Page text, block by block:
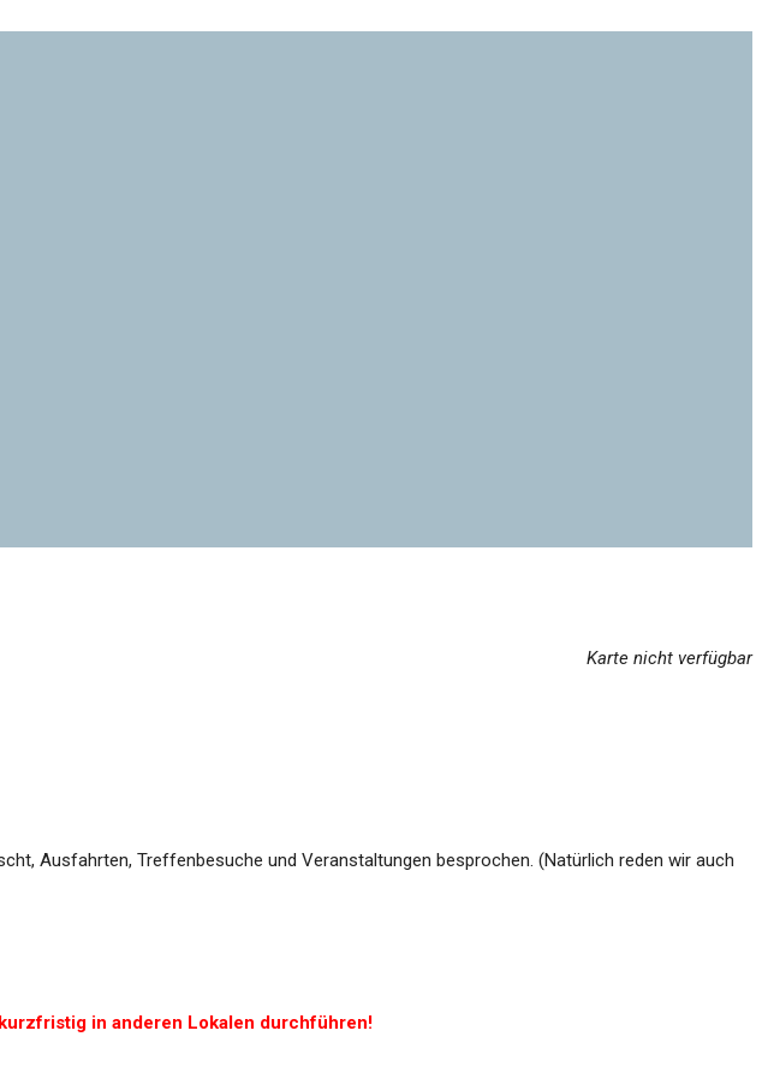
Karte nicht verfügbar
Ausfahrten, Treffenbesuche und Veranstaltungen besprochen. (Natürlich reden wir auch
in anderen Lokalen durchführen!